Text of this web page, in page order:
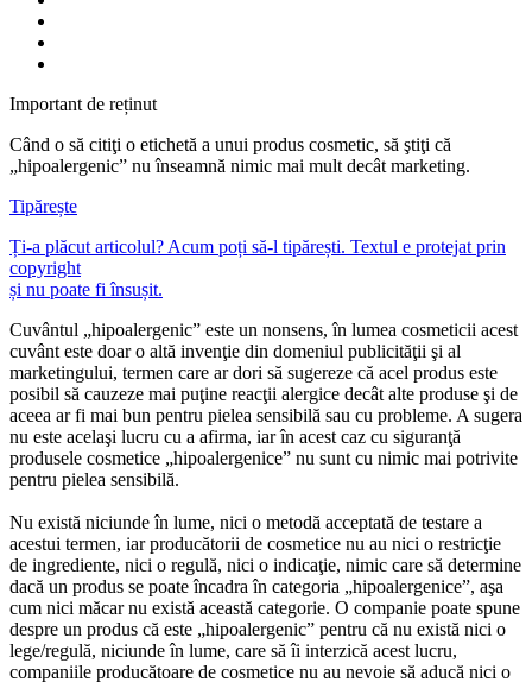
Important de reținut
Când o să citiţi o etichetă a unui produs cosmetic, să ştiţi că
„hipoalergenic” nu înseamnă nimic mai mult decât marketing.
Tipărește
Ți-a plăcut articolul? Acum poți să-l tipărești. Textul e protejat prin
copyright
și nu poate fi însușit.
Cuvântul „hipoalergenic” este un nonsens, în lumea cosmeticii acest
cuvânt este doar o altă invenţie din domeniul publicităţii şi al
marketingului, termen care ar dori să sugereze că acel produs este
posibil să cauzeze mai puţine reacţii alergice decât alte produse şi de
aceea ar fi mai bun pentru pielea sensibilă sau cu probleme. A sugera
nu este acelaşi lucru cu a afirma, iar în acest caz cu siguranţă
produsele cosmetice „hipoalergenice” nu sunt cu nimic mai potrivite
pentru pielea sensibilă.
Nu există niciunde în lume, nici o metodă acceptată de testare a
acestui termen, iar producătorii de cosmetice nu au nici o restricţie
de ingrediente, nici o regulă, nici o indicaţie, nimic care să determine
dacă un produs se poate încadra în categoria „hipoalergenice”, aşa
cum nici măcar nu există această categorie. O companie poate spune
despre un produs că este „hipoalergenic” pentru că nu există nici o
lege/regulă, niciunde în lume, care să îi interzică acest lucru,
companiile producătoare de cosmetice nu au nevoie să aducă nici o